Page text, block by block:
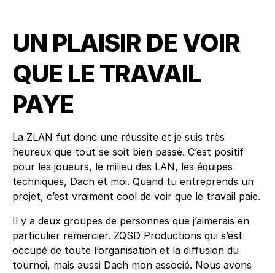
UN PLAISIR DE VOIR
QUE LE TRAVAIL
PAYE
La ZLAN fut donc une réussite et je suis très
heureux que tout se soit bien passé. C’est positif
pour les joueurs, le milieu des LAN, les équipes
techniques, Dach et moi. Quand tu entreprends un
projet, c’est vraiment cool de voir que le travail paie.
Il y a deux groupes de personnes que j’aimerais en
particulier remercier. ZQSD Productions qui s’est
occupé de toute l’organisation et la diffusion du
tournoi, mais aussi Dach mon associé. Nous avons